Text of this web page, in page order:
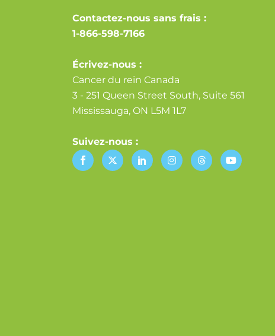
Contactez-nous sans frais :
1-866-598-7166
Écrivez-nous :
Cancer du rein Canada
3 - 251 Queen Street South, Suite 561
Mississauga, ON L5M 1L7
Suivez-nous :